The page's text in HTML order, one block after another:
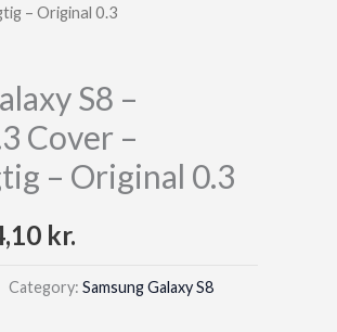
– Original 0.3
S8 –
Cover –
– Original 0.3
kr.
price
Category:Samsung Galaxy S8